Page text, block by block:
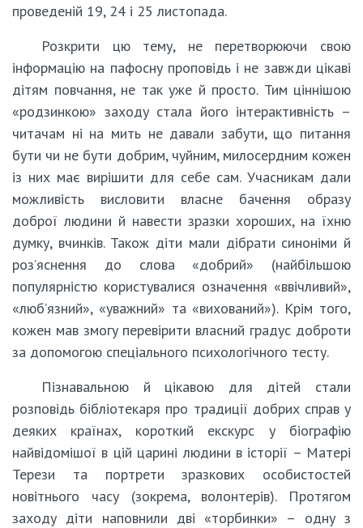
проведеній 19, 24 і 25 листопада.
Розкрити цю тему, не перетворюючи свою
інформацію на пафосну проповідь і не завжди цікаві
дітям повчання, не так уже й просто. Тим ціннішою
«родзинкою» заходу стала його інтерактивність –
читачам ні на мить не давали забути, що питання
бути чи не бути добрим, чуйним, милосердним кожен
із них має вирішити для себе сам. Учасникам дали
можливість висловити власне бачення образу
доброї людини й навести зразки хороших, на їхню
думку, вчинків. Також діти мали дібрати синоніми й
роз’яснення до слова «добрий» (найбільшою
популярністю користувалися означення «ввічливий»,
«люб’язний», «уважний» та «вихований»). Крім того,
кожен мав змогу перевірити власний градус доброти
за допомогою спеціального психологічного тесту.
Пізнавальною й цікавою для дітей стали
розповідь бібліотекаря про традиції добрих справ у
деяких країнах, короткий екскурс у біографію
найвідомішої в цій царині людини в історії – Матері
Терези та портрети зразкових особистостей
новітнього часу (зокрема, волонтерів). Протягом
заходу діти наповнили дві «торбинки» – одну з